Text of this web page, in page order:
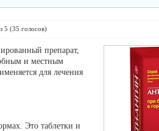
5 (35 голосов)
препарат,
и местным
для лечения
Это таблетки и